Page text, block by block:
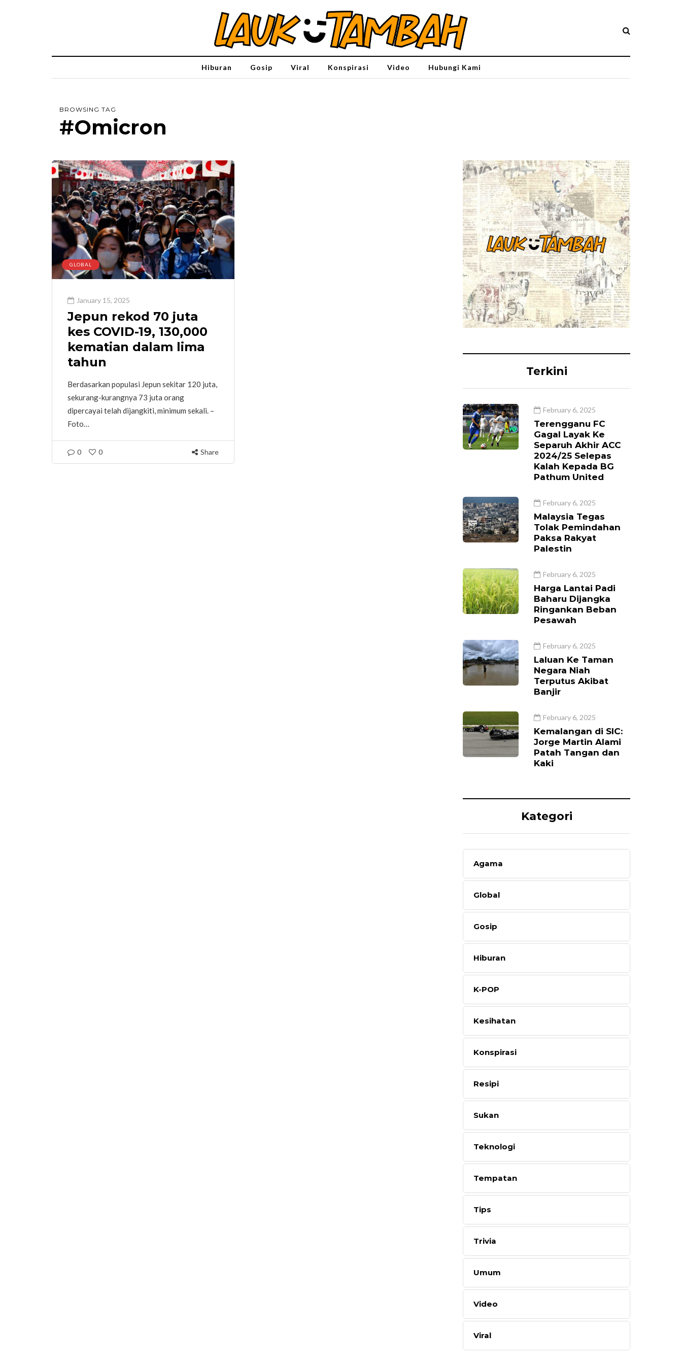
Hiburan Gosip Viral Konspirasi Video Hubungi Kami
BROWSING TAG
#Omicron
GLOBAL
January 15, 2025
Jepun rekod 70 juta
kes COVID-19, 130,000
kematian dalam lima
tahun
Berdasarkan populasi Jepun sekitar 120 juta,
sekurang-kurangnya 73 juta orang
dipercayai telah dijangkiti, minimum sekali. –
Foto…
0 0 Share
Terkini
February 6, 2025
Terengganu FC
Gagal Layak Ke
Separuh Akhir ACC
2024/25 Selepas
Kalah Kepada BG
Pathum United
February 6, 2025
Malaysia Tegas
Tolak Pemindahan
Paksa Rakyat
Palestin
February 6, 2025
Harga Lantai Padi
Baharu Dijangka
Ringankan Beban
Pesawah
February 6, 2025
Laluan Ke Taman
Negara Niah
Terputus Akibat
Banjir
February 6, 2025
Kemalangan di SIC:
Jorge Martin Alami
Patah Tangan dan
Kaki
Kategori
Agama
Global
Gosip
Hiburan
K-POP
Kesihatan
Konspirasi
Resipi
Sukan
Teknologi
Tempatan
Tips
Trivia
Umum
Video
Viral